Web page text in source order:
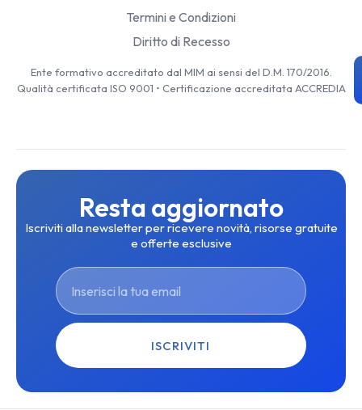
Termini e Condizioni
Diritto di Recesso
Ente formativo accreditato dal MIM ai sensi del D.M. 170/2016.
Qualità certificata ISO 9001 • Certificazione accreditata ACCREDIA
Resta aggiornato
Iscriviti alla newsletter per ricevere novità, risorse gratuite
e offerte esclusive
ISCRIVITI